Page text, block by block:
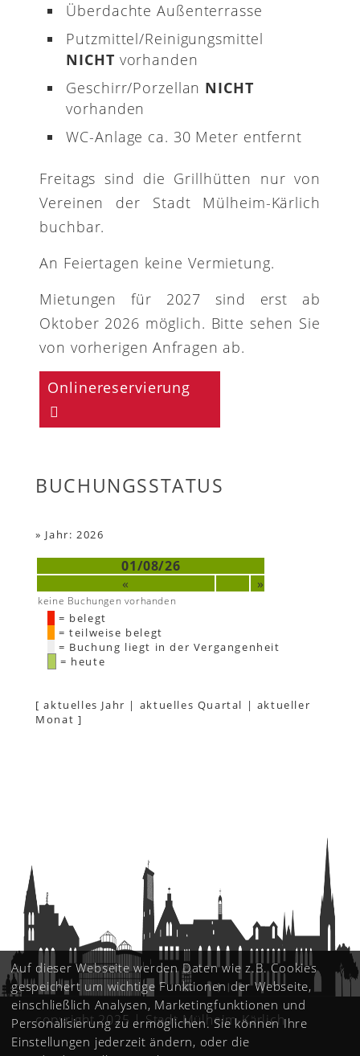
Überdachte Außenterrasse
Putzmittel/Reinigungsmittel
NICHT vorhanden
Geschirr/Porzellan NICHT
vorhanden
WC-Anlage ca. 30 Meter entfernt
Freitags sind die Grillhütten nur von
Vereinen der Stadt Mülheim-Kärlich
buchbar.
An Feiertagen keine Vermietung.
Mietungen für 2027 sind erst ab
Oktober 2026 möglich. Bitte sehen Sie
von vorherigen Anfragen ab.
Onlinereservierung
BUCHUNGSSTATUS
» Jahr: 2026
01/08/26
«
»
keine Buchungen vorhanden
= belegt
= teilweise belegt
= Buchung liegt in der Vergangenheit
= heute
[aktuelles Jahr | aktuelles Quartal | aktueller
Monat ]
copyright 2025 | Stadt Mülheim-Kärlich
Auf dieser Webseite werden Daten wie z.B. Cookies
gespeichert um wichtige Funktionen der Webseite,
einschließlich Analysen, Marketingfunktionen und
Personalisierung zu ermöglichen. Sie können Ihre
Einstellungen jederzeit ändern, oder die